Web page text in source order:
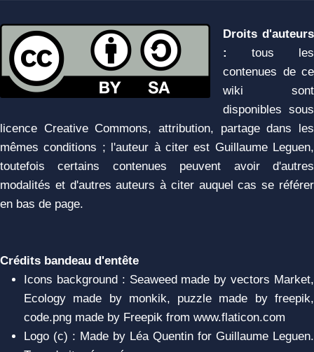
Droits d'auteurs
:
tous les
contenues de ce
wiki sont
disponibles sous
licence Creative Commons, attribution, partage dans les
mêmes conditions ; l'auteur à citer est Guillaume Leguen,
toutefois certains contenues peuvent avoir d'autres
modalités et d'autres auteurs à citer auquel cas se référer
en bas de page.
Crédits bandeau d'entête
Icons background : Seaweed made by vectors Market,
Ecology made by monkik, puzzle made by freepik,
code.png made by Freepik from www.flaticon.com
Logo (c) : Made by Léa Quentin for Guillaume Leguen.